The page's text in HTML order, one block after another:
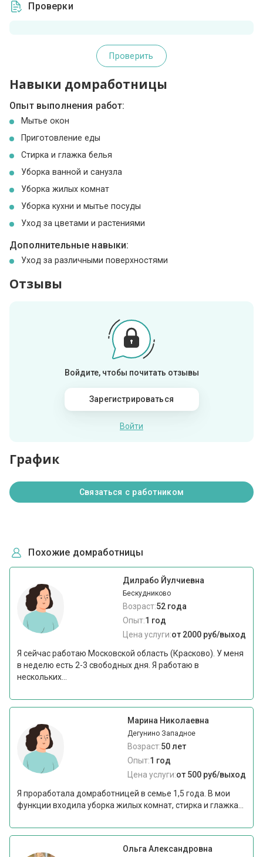
Проверки
Проверить
Навыки домработницы
Опыт выполнения работ:
Мытье окон
Приготовление еды
Стирка и глажка белья
Уборка ванной и санузла
Уборка жилых комнат
Уборка кухни и мытье посуды
Уход за цветами и растениями
Дополнительные навыки:
Уход за различными поверхностями
Отзывы
Войдите, чтобы почитать отзывы
Зарегистрироваться
Войти
График
Связаться с работником
Похожие домработницы
Дилрабо Йулчиевна
Бескудниково
Возраст:52 года
Опыт:1 год
Цена услуги:от 2000 руб/выход
Я сейчас работаю Московской область (Красково). У меня
в неделю есть 2-3 свободных дня. Я работаю в
нескольких...
Марина Николаевна
Дегунино Западное
Возраст:50 лет
Опыт:1 год
Цена услуги:от 500 руб/выход
Я проработала домработницей в семье 1,5 года. В мои
функции входила уборка жилых комнат, стирка и глажка...
Ольга Александровна